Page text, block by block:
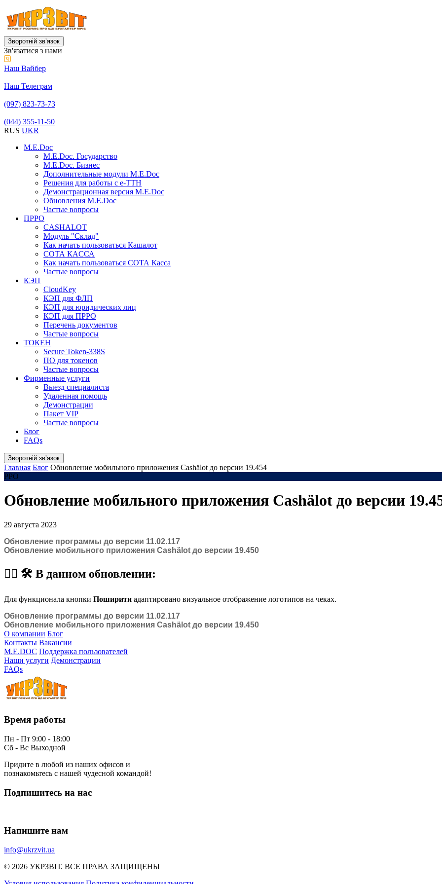
Зворотній звʼязок
Зв'язатися з нами
Наш Вайбер
Наш Телеграм
(097) 823-73-73
(044) 355-11-50
RUS UKR
M.E.Doc
M.E.Doc. Государство
M.E.Doc. Бизнес
Дополнительные модули M.E.Doc
Решения для работы с е-ТТН
Демонстрационная версия M.E.Doc
Обновления M.E.Doc
Частые вопросы
ПРРО
CASHALOT
Модуль "Склад"
Как начать пользоваться Кашалот
СОТА КАCСА
Как начать пользоваться СОТА Касса
Частые вопросы
КЭП
CloudKey
КЭП для ФЛП
КЭП для юридических лиц
КЭП для ПРРО
Перечень документов
Частые вопросы
ТОКЕН
Secure Token-338S
ПО для токенов
Частые вопросы
Фирменные услуги
Выезд специалиста
Удаленная помощь
Демонстрации
Пакет VIP
Частые вопросы
Блог
FAQs
Зворотній звʼязок
Главная Блог Обновление мобильного приложения Cashӓlot до версии 19.454
РРО
Обновление мобильного приложения Cashӓlot до версии
29 августа 2023
Обновление программы до версии 11.02.117
Обновление мобильного приложения Cashӓlot до версии 19.450
☝🏻 🛠 В данном обновлении:
Для функционала кнопки Поширити адаптировано визуальное отображение логотипов на чеках.
Обновление программы до версии 11.02.117
Обновление мобильного приложения Cashӓlot до версии 19.450
О компании Блог
Контакты Вакансии
M.E.DOC Поддержка пользователей
Наши услуги Демонстрации
FAQs
Время работы
Пн - Пт 9:00 - 18:00
Сб - Вс Выходной
Придите в любой из наших офисов и
познакомьтесь с нашей чудесной командой!
Подпишитесь на нас
Напишите нам
info@ukrzvit.ua
© 2026 УКРЗВІТ. ВСЕ ПРАВА ЗАЩИЩЕНЫ